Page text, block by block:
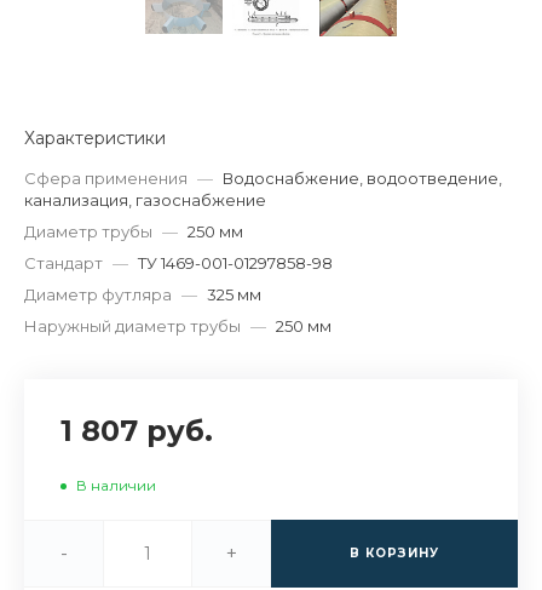
Характеристики
Сфера применения — Водоснабжение, водоотведение,
канализация, газоснабжение
Диаметр трубы — 250 мм
Стандарт — ТУ 1469-001-01297858-98
Диаметр футляра — 325 мм
Наружный диаметр трубы — 250 мм
1 807 руб.
В наличии
- + В КОРЗИНУ